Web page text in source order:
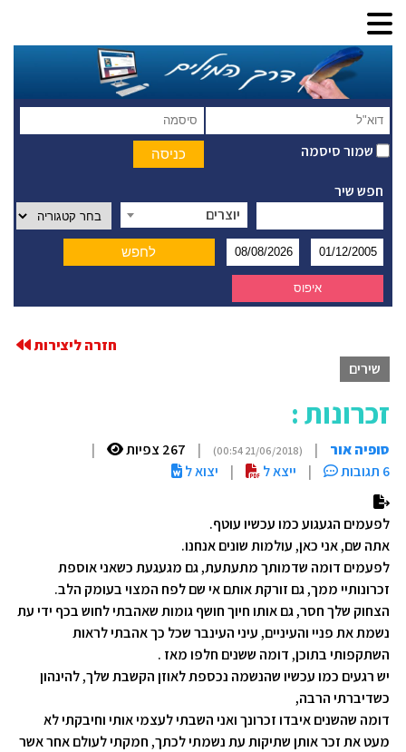
שמור סיסמה
חפש שיר
יוצרים
חזרה ליצירות
שירים
זכרונות :
סופיה אור |
(21/06/2018 00:54)
| 267 צפיות
|
6 תגובות
| ייצא ל | יצוא ל
לפעמים הגעגוע כמו עכשיו עוטף.
אתה שם, אני כאן, עולמות שונים אנחנו.
לפעמים דומה שדמותך מתעתעת, גם מגעגעת כשאני אוספת
זכרונותיי ממך, גם זורקת אותם אי שם לפח המצוי בעומק הלב.
הצחוק שלך חסר, גם אותו חיוך חושף גומות שאהבתי לחוש בכף ידי עת
נשמת את פניי והעיניים, עיני העינבר שכל כך אהבתי לראות
השתקפותי בתוכן, דומה ששנים חלפו מאז .
יש רגעים כמו עכשיו שהנשמה נכספת לאוזן הקשבת שלך, להינהון
כשדיברתי הרבה,
דומה שהשנים איבדו זכרונך ואני השבתי לעצמי אותי וחיבקתי לא
מעט את זכר אותן שתיקות עת נשמתי לכתך, חמקתי לעולם אחר אשר